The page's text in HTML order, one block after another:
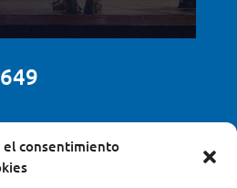
el consentimiento